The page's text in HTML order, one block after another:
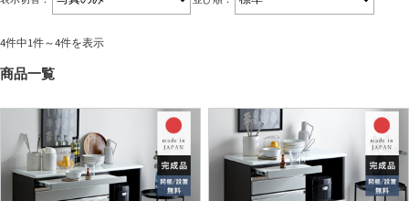
4件中1件～4件を表示
商品一覧